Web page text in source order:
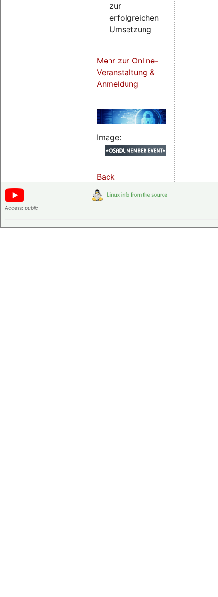
zur
erfolgreichen
Umsetzung
Mehr zur Online-
Veranstaltung &
Anmeldung
Image:
Back
Access: public